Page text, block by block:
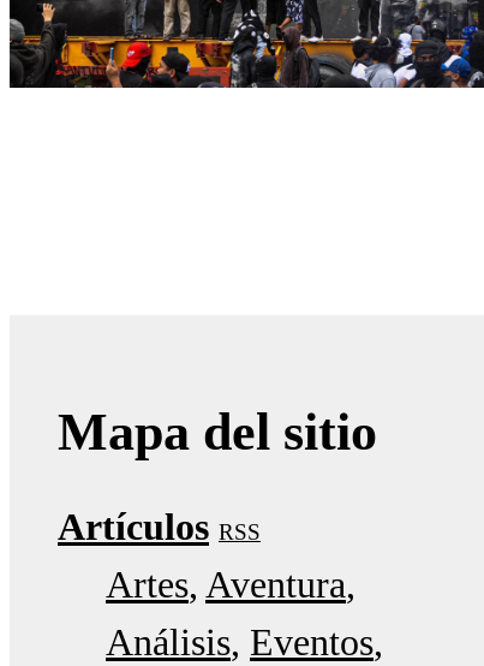
Mapa del sitio
Artículos RSS
Artes Aventura
Análisis Eventos